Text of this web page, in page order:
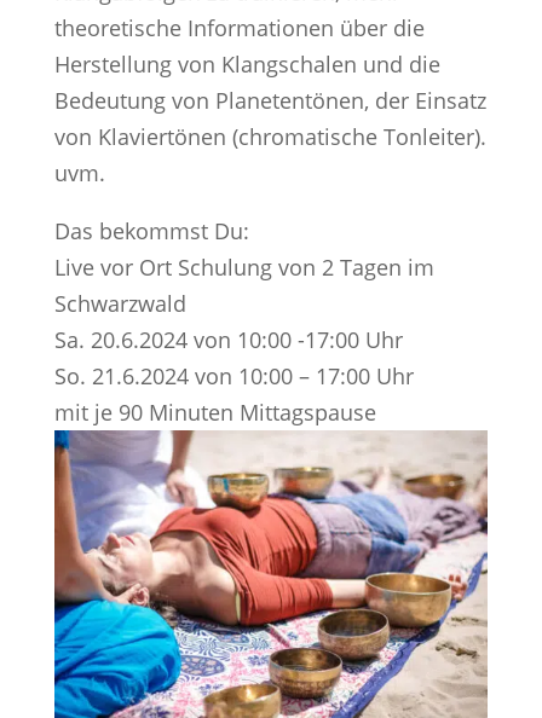
theoretische Informationen über die
Herstellung von Klangschalen und die
Bedeutung von Planetentönen, der Einsatz
von Klaviertönen (chromatische Tonleiter).
uvm.
Das bekommst Du:
Live vor Ort Schulung von 2 Tagen im
Schwarzwald
Sa. 20.6.2024 von 10:00 -17:00 Uhr
So. 21.6.2024 von 10:00 – 17:00 Uhr
mit je 90 Minuten Mittagspause